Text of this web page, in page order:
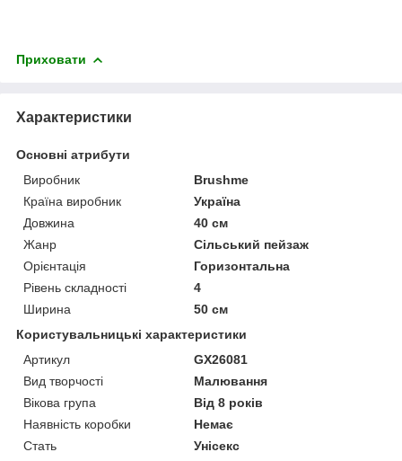
Приховати
Характеристики
Основні атрибути
Виробник
Brushme
Країна виробник
Україна
Довжина
40 см
Жанр
Сільський пейзаж
Орієнтація
Горизонтальна
Рівень складності
4
Ширина
50 см
Користувальницькі характеристики
Артикул
GX26081
Вид творчості
Малювання
Вікова група
Від 8 років
Наявність коробки
Немає
Стать
Унісекс